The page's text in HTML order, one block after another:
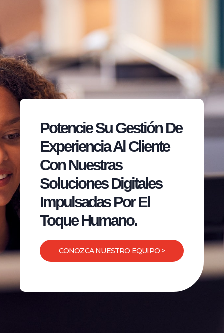
Potencie Su Gestión De
Experiencia Al Cliente
Con Nuestras
Soluciones Digitales
Impulsadas Por El
Toque Humano.
CONOZCA NUESTRO EQUIPO >